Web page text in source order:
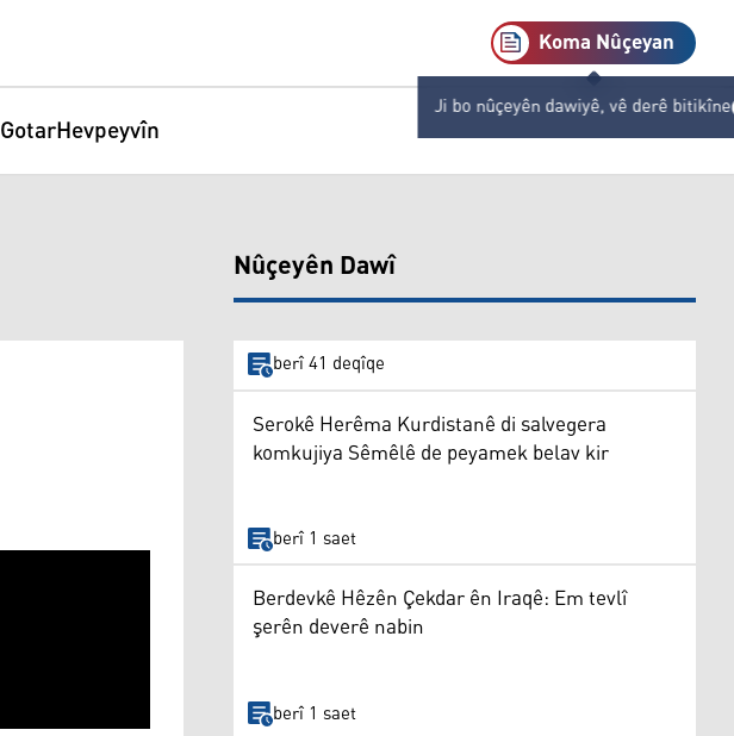
Koma Nûçeyan
Ji bo nûçeyên dawiyê, vê derê bitikîne
GotarHevpeyvîn
Nûçeyên Dawî
berî 41 deqîqe
Serokê Herêma Kurdistanê di salvegera
komkujiya Sêmêlê de peyamek belav kir
berî 1 saet
Berdevkê Hêzên Çekdar ên Iraqê: Em tevlî
şerên deverê nabin
berî 1 saet